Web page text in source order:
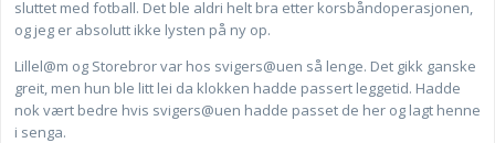
sluttet med fotball. Det ble aldri helt bra etter korsbåndoperasjonen,
og jeg er absolutt ikke lysten på ny op.
Lillel@m og Storebror var hos svigers@uen så lenge. Det gikk ganske
greit, men hun ble litt lei da klokken hadde passert leggetid. Hadde
nok vært bedre hvis svigers@uen hadde passet de her og lagt henne
i senga.